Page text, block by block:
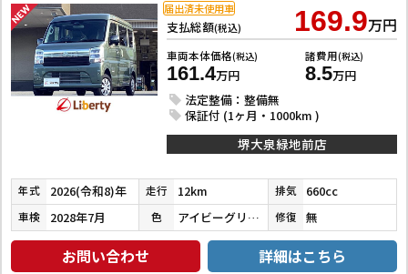
支払総額(税込) 169.9万円
車両本体価格(税込)
161.4万円
諸費用(税込)
8.5万円
法定整備：整備無
保証付 (1ヶ月・1000km )
届出済未使用車
堺大泉緑地前店
年式 2026(令和8)年 走行 12km 排気 660cc
車検 2028年7月 色 アイビーグリーンメタリック 修復 無
お問い合わせ 詳細はこちら